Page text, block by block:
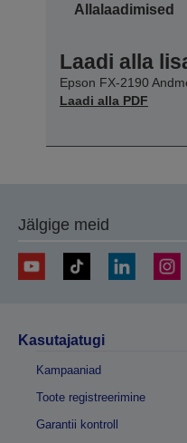
Allalaadimised
Laadi alla
Epson FX-2190
Laadi alla PDF
Jälgige meid
Kasutajatugi
Kampaaniad
Toote registreerimine
Garantii kontroll